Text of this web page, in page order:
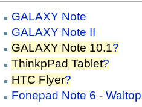
GALAXY Note
GALAXY Note II
GALAXY Note 10.1?
ThinkpPad Tablet?
HTC Flyer?
Fonepad Note 6 -Waltop